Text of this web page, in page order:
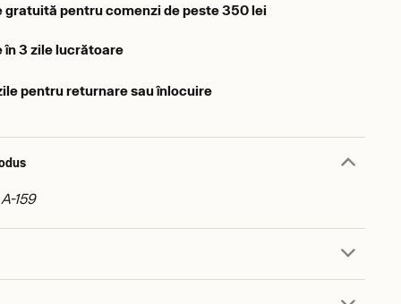
gratuită pentru comenzi de peste 350 lei
în 3 zile lucrătoare
pentru returnare sau înlocuire
159